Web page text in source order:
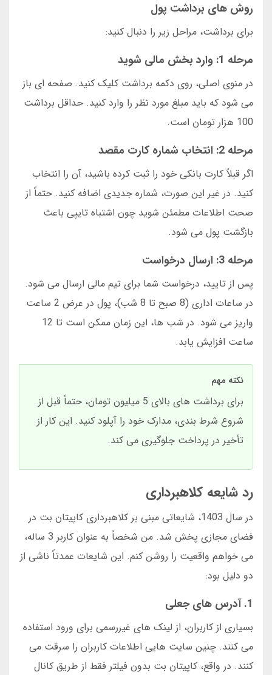
روش های برداشت پول
برای برداشت، مراحل زیر را دنبال کنید:
مرحله 1: وارد بخش مالی شوید
در منوی اصلی، روی دکمه برداشت کلیک کنید. صفحه ای باز
می شود که باید مبلغ مورد نظر را وارد کنید. حداقل برداشت
100 هزار تومان است.
مرحله 2: انتخاب شماره کارت مقصد
اگر قبلاً کارت بانکی خود را ثبت کرده باشید، آن را انتخاب
کنید. در غیر این صورت، شماره جدیدی اضافه کنید. حتماً از
صحت اطلاعات مطمئن شوید چون اشتباه تایپی باعث
بازگشت پول می شود.
مرحله 3: ارسال درخواست
پس از تایید، درخواست شما برای تیم مالی ارسال می شود.
در ساعات اداری (8 صبح تا 8 شب)، پول در عرض 2 ساعت
واریز می شود. در شب ها، این زمان ممکن است تا 12
ساعت افزایش یابد.
نکته مهم
برای برداشت های بالای 5 میلیون تومان، حتماً قبل از
شروع شرط بندی، مدارک خود را آپلود کنید. این کار از
تأخیر در پرداخت جلوگیری می کند.
رد شایعه کلاهبرداری
در سال 1403، شایعاتی مبنی بر کلاهبرداری کاپیتان بت در
فضای مجازی پخش شد. من شخصاً به عنوان کاربر 3 ساله،
می خواهم واقعیت را روشن کنم. این شایعات عمدتاً ناشی از
دو دلیل بود:
1. آدرس های جعلی
بسیاری از کاربران، از لینک های غیررسمی برای ورود استفاده
می کنند. چنین سایت هایی اطلاعات کاربران را سرقت می
کنند. در واقع، کاپیتان بت بدون فیلتر فقط از طریق کانال